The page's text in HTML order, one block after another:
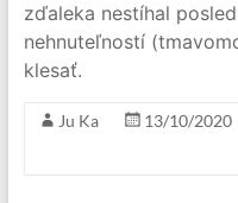
zďaleka nestíhal
nehnuteľností
klesať.
Ju Ka 13/10/2020